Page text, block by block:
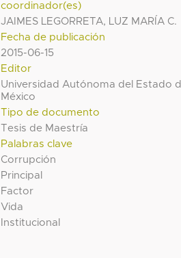
coordinador(es)
JAIMES LEGORRETA, LUZ MARÍA C.
Fecha de publicación
2015-06-15
Editor
Universidad Autónoma del Estado
México
Tipo de documento
Tesis de Maestría
Palabras clave
Corrupción
Principal
Factor
Vida
Institucional